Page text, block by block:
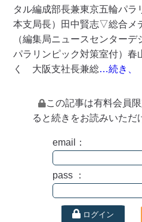
タル編成部長兼東京五輪パラ
本支局長）田中賢志▽総合メ
（編集局ニュースセンター
パラリンピック対策室付）
く 大阪支社長兼総…続き、
この記事は有料会員
ると続きをお読みいただ
email：
pass ：
ログイン